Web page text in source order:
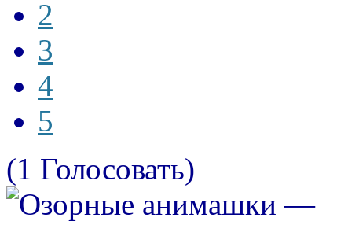
2
3
4
5
(1 Голосовать)